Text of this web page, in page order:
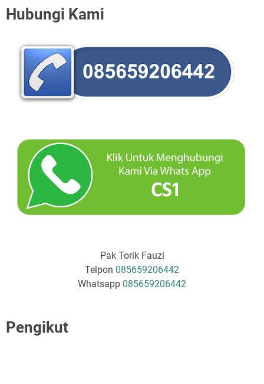
Hubungi Kami
Pak Torik Fauzi
Telpon 085659206442
Whatsapp 085659206442
Pengikut